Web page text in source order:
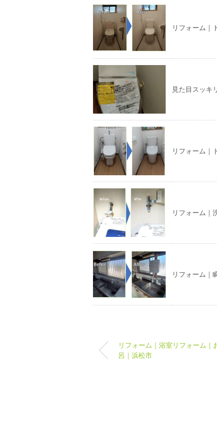
リフォーム｜
見た目スッキ
リフォーム｜
リフォーム｜
リフォーム｜
リフォーム｜浴室リフォーム｜
呂｜浜松市